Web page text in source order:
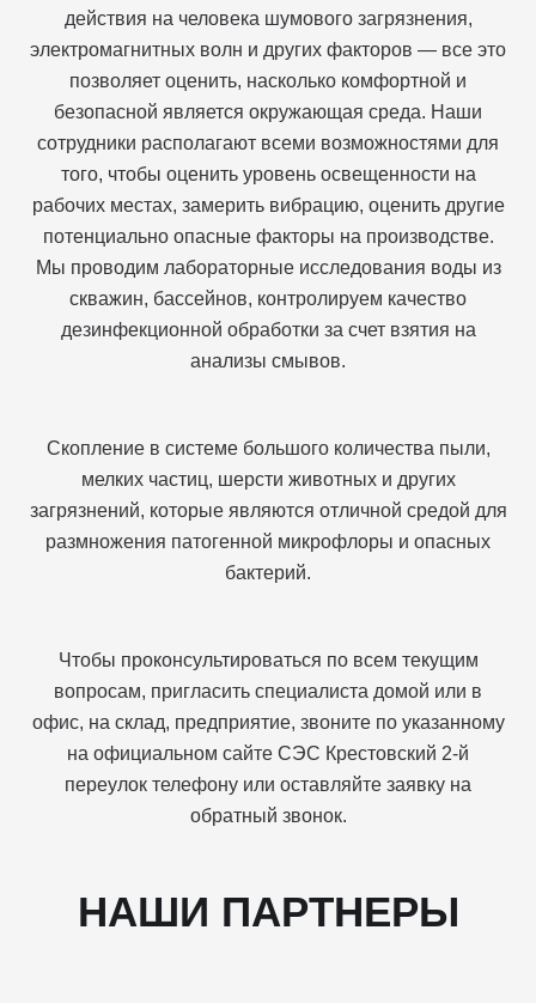
действия на человека шумового загрязнения,
электромагнитных волн и других факторов — все это
позволяет оценить, насколько комфортной и
безопасной является окружающая среда. Наши
сотрудники располагают всеми возможностями для
того, чтобы оценить уровень освещенности на
рабочих местах, замерить вибрацию, оценить другие
потенциально опасные факторы на производстве.
Мы проводим лабораторные исследования воды из
скважин, бассейнов, контролируем качество
дезинфекционной обработки за счет взятия на
анализы смывов.
Скопление в системе большого количества пыли,
мелких частиц, шерсти животных и других
загрязнений, которые являются отличной средой для
размножения патогенной микрофлоры и опасных
бактерий.
Чтобы проконсультироваться по всем текущим
вопросам, пригласить специалиста домой или в
офис, на склад, предприятие, звоните по указанному
на официальном сайте СЭС Крестовский 2-й
переулок телефону или оставляйте заявку на
обратный звонок.
НАШИ ПАРТНЕРЫ